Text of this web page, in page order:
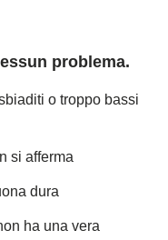
problema.
o troppo bassi
si afferma
dura
ha una vera